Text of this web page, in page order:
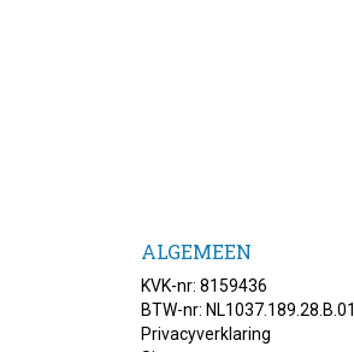
ALGEMEEN
KVK-nr: 8159436
BTW-nr: NL1037.189.28.B.01
Privacyverklaring